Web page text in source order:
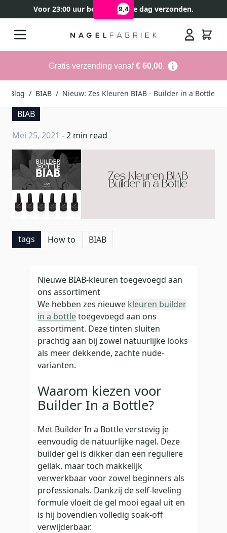
9,4
Voor 23:00 uur besteld, zelfde dag verzonden.
Gratis verzending vanaf€ 60,00.
Blog / BIAB / Nieuw: Zes Kleuren BIAB - Builder in a Bottle
BIAB
Mei 25, 2021 - 2 min read
tags How to BIAB
Nieuwe BIAB-kleuren toegevoegd aan
ons assortiment
We hebben zes nieuwe kleuren builder
in a bottletoegevoegd aan ons
assortiment. Deze tinten sluiten
prachtig aan bij zowel natuurlijke looks
als meer dekkende, zachte nude-
varianten.
Waarom kiezen voor
Builder In a Bottle?
Met Builder In a Bottle verstevig je
eenvoudig de natuurlijke nagel. Deze
builder gel is dikker dan een reguliere
gellak, maar toch makkelijk
verwerkbaar voor zowel beginners als
professionals. Dankzij de self-leveling
formule vloeit de gel mooi egaal uit en
is hij bovendien volledig soak-off
verwijderbaar.